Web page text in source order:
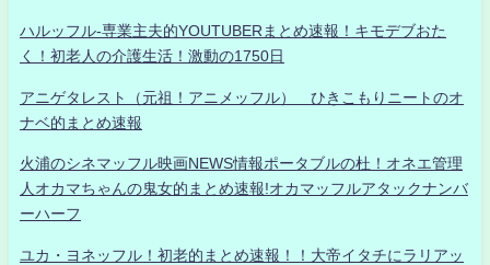
ハルッフル-専業主夫的YOUTUBERまとめ速報！キモデブおた
く！初老人の介護生活！激動の1750日
アニゲタレスト（元祖！アニメッフル） ひきこもりニートのオ
ナベ的まとめ速報
火浦のシネマッフル映画NEWS情報ポータブルの杜！オネエ管理
人オカマちゃんの鬼女的まとめ速報!オカマッフルアタックナンバ
ーハーフ
ユカ・ヨネッフル！初老的まとめ速報！！大帝イタチにラリアッ